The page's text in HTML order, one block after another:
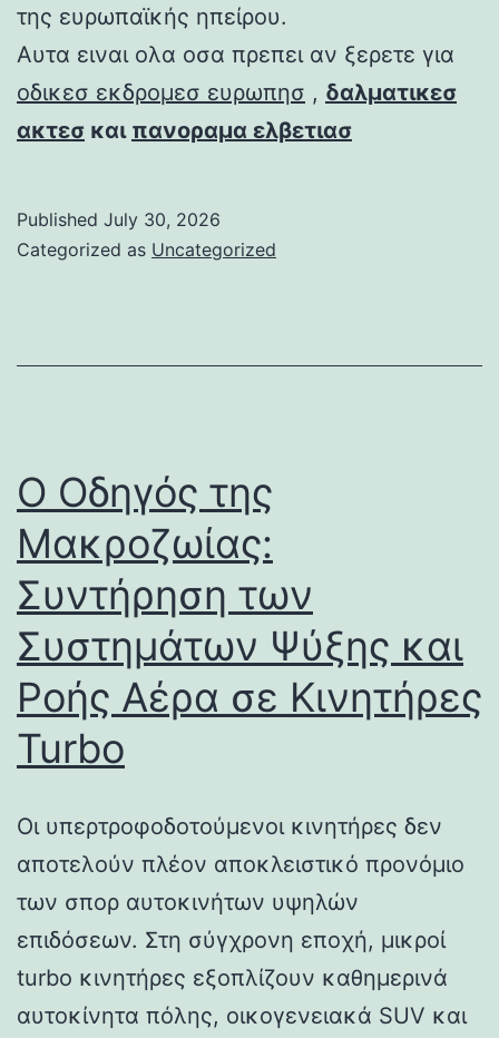
της ευρωπαϊκής ηπείρου.
Αυτα ειναι ολα οσα πρεπει αν ξερετε για
οδικεσ εκδρομεσ ευρωπησ , δαλματικεσ
ακτεσ και πανοραμα ελβετιασ
Published July 30, 2026
Categorized as Uncategorized
Ο Οδηγός της
Μακροζωίας:
Συντήρηση των
Συστημάτων Ψύξης και
Ροής Αέρα σε Κινητήρες
Turbo
Οι υπερτροφοδοτούμενοι κινητήρες δεν
αποτελούν πλέον αποκλειστικό προνόμιο
των σπορ αυτοκινήτων υψηλών
επιδόσεων. Στη σύγχρονη εποχή, μικροί
turbo κινητήρες εξοπλίζουν καθημερινά
αυτοκίνητα πόλης, οικογενειακά SUV και